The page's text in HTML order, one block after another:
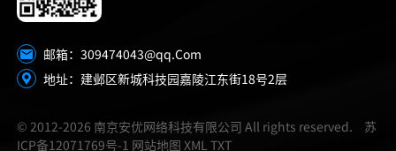
邮箱： 309474043@qq.Com
地址：建邺区新城科技园嘉陵江东街18号2层
© 2012-2026 南京安优网络科技有限公司 All rights reserved.
苏
ICP备12071769号-1 网站地图 XML TXT